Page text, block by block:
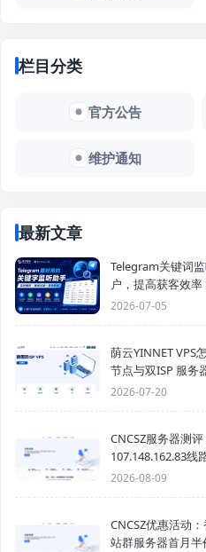
栏目分类
官方公告
维护通知
最新文章
Telegram关键词
户，提高获客效率
2026-07-05
荫云YINNET VPS
节点与双ISP 服务
2026-07-20
CNCSZ服务器测评
107.148.162.83线
2026-08-09
CNCSZ优惠活动
站群服务器首月